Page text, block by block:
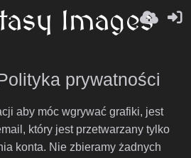
prywatności
aby móc wgrywać grafiki, jest
który jest przetwarzany tylko
konta. Nie zbieramy żadnych